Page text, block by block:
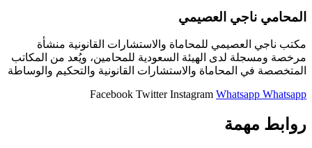
المحامي ناجي العصيمي
مكتب ناجي العصيمي للمحاماة والاستشارات القانونية منشأة
مرخصة ومسجلة لدى الهيئة السعودية للمحامين، ويُعد من المكاتب
المتخصصة في المحاماة والاستشارات القانونية والتحكيم والوساطة
Facebook Twitter Instagram Whatsapp Whatsapp
روابط مهمة